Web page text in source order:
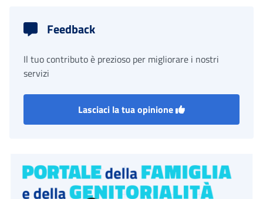
Feedback
Il tuo contributo è prezioso per migliorare i nostri
servizi
Lasciaci la tua opinione